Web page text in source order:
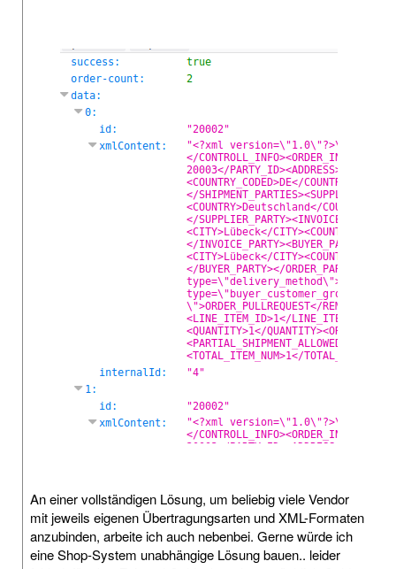
An einer vollständigen Lösung, um beliebig viele Vendor
mit jeweils eigenen Übertragungsarten und XML-Formaten
anzubinden, arbeite ich auch nebenbei. Gerne würde ich
eine Shop-System unabhängige Lösung bauen.. leider